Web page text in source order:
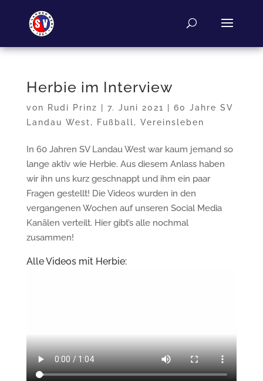
Herbie im Interview
von Rudi Prinz 7. Juni 2021
60 Jahre SV
Landau West, Fußball, Vereinsleben
In 60 Jahren SV Landau West war kaum jemand so
lange aktiv wie Herbie. Aus diesem Anlass haben
wir ihn uns kurz geschnappt und ihm ein paar
Fragen gestellt! Die Videos wurden in den
vergangenen Wochen auf unseren Social Media
Kanälen verteilt. Hier gibt’s alle nochmal
zusammen!
Alle Videos mit Herbie: